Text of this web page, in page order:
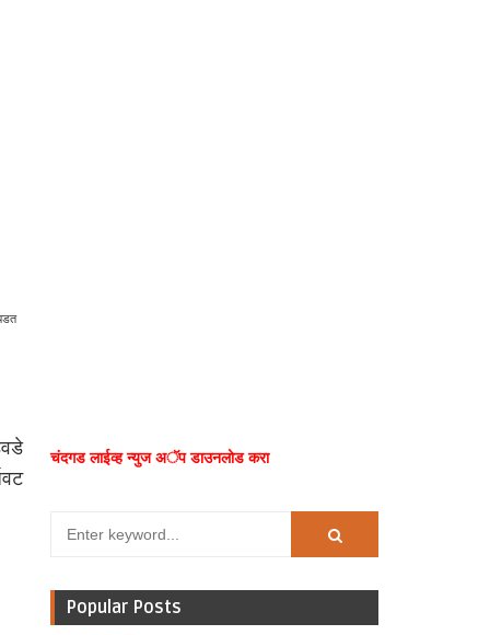
चंदगड लाईव्ह न्युज अॅप डाउनलोड करा
Popular Posts